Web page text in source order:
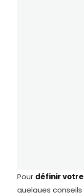
Pour définir votre
quelques